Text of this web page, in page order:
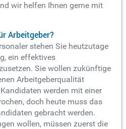
wir helfen Ihnen gerne mit
Arbeitgeber?
stehen Sie heutzutage
ein effektives
Sie wollen zukünftige
Arbeitgeberqualität
werden mit einer
doch heute muss das
gebracht werden.
wollen, müssen zuerst die